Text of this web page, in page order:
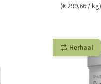
(€ 299,66 / kg)
Herhaal